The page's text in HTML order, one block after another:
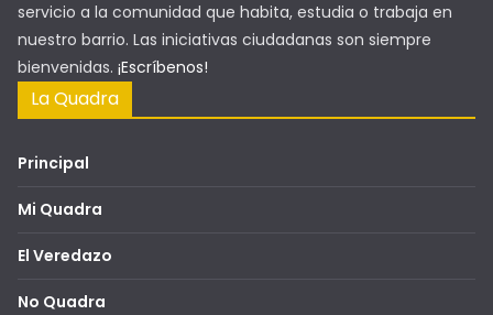
servicio a la comunidad que habita, estudia o trabaja en
nuestro barrio. Las iniciativas ciudadanas son siempre
bienvenidas. ¡Escríbenos!
La Quadra
Principal
Mi Quadra
El Veredazo
No Quadra